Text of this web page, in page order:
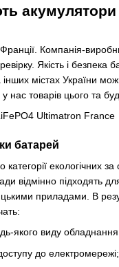
акумулятори
Компанія-
Якість і
інших містах України
нас товарів цього та
батарей
екологічних
відмінно підходять
приладами. В
якого виду
до електромережі;